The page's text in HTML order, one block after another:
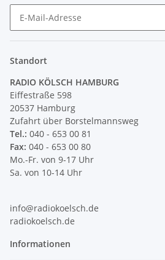
Standort
RADIO KÖLSCH HAMBURG
Eiffestraße 598
20537 Hamburg
Zufahrt über Borstelmannsweg
Tel.: 040 - 653 00 81
Fax: 040 - 653 00 80
Mo.-Fr. von 9-17 Uhr
Sa. von 10-14 Uhr
info@radiokoelsch.de
radiokoelsch.de
Informationen